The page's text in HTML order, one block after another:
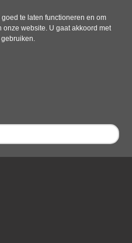
te laten functioneren en om
website. U gaat akkoord met